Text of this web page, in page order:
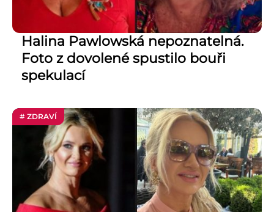
Halina Pawlowská nepoznatelná.
Foto z dovolené spustilo bouři
spekulací
# ZDRAVÍ